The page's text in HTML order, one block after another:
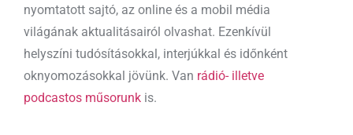
nyomtatott sajtó, az online és a mobil média
világának aktualitásairól olvashat. Ezenkívül
helyszíni tudósításokkal, interjúkkal és időnként
oknyomozásokkal jövünk. Van rádió- illetve
podcastos műsorunk is.